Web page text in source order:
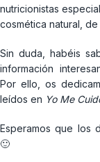
nutricionistas
cosmética natural,
Sin duda, habéis
información
Por ello, os
leídos en Yo Me
Esperamos que los
🙂